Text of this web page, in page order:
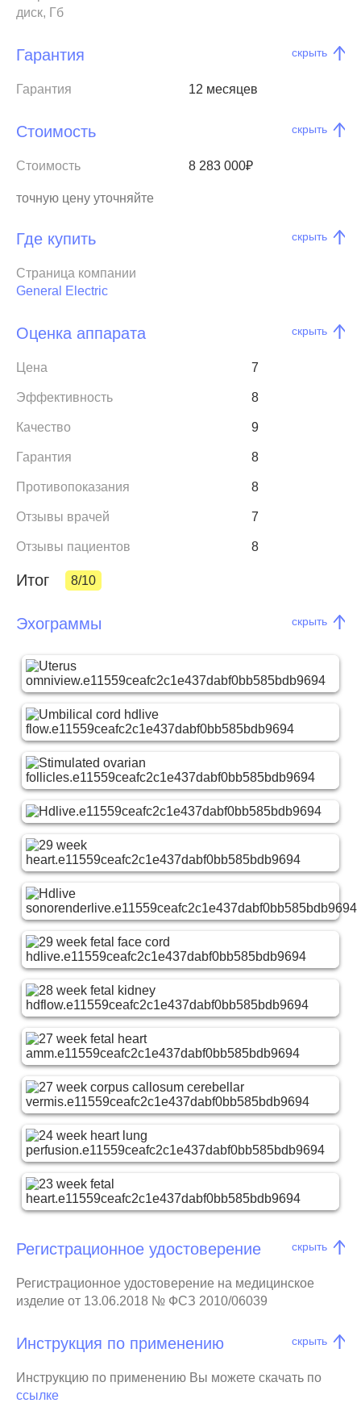
диск, Гб
Гарантия скрыть
Гарантия 12 месяцев
Стоимость скрыть
Стоимость 8 283 000₽
точную цену уточняйте
Где купить скрыть
Страница компании
General Electric
Оценка аппарата скрыть
Цена 7
Эффективность 8
Качество 9
Гарантия 8
Противопоказания 8
Отзывы врачей 7
Отзывы пациентов 8
Итог 8/10
Эхограммы скрыть
Регистрационное удостоверение скрыть
Регистрационное удостоверение на медицинское
изделие от 13.06.2018 № ФСЗ 2010/06039
Инструкция по применению скрыть
Инструкцию по применению Вы можете скачать по
ссылке